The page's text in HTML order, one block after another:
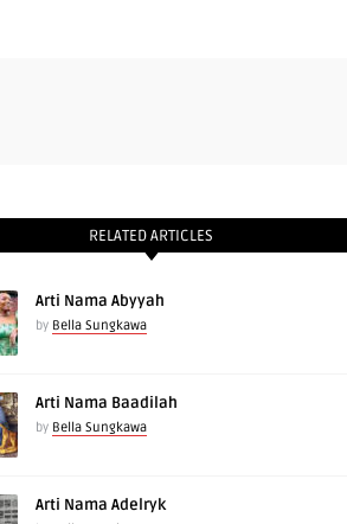
RELATED ARTICLES
Arti Nama Abyyah
by Bella Sungkawa
Arti Nama Baadilah
by Bella Sungkawa
Arti Nama Adelryk